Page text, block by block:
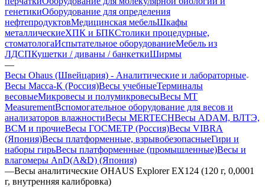
генетикиОборудование для определения
нефтепродуктовМедицинская мебельШкафы
металлическиеХПК и БПКСтолики процедурные,
стоматологаИспытательное оборудованиеМебель из
ЛДСПКушетки / диваны / банкеткиШирмы
—
Весы Ohaus (Швейцария) - Аналитические и лабораторные
Весы Масса-К (Россия)Весы учебныеТерминалы
весовыеМикровесы и полумикровесыВесы MT
MeasurementВспомогательное оборудование для весов и
анализаторов влажностиВесы MERTECHВесы ADAM, ВЛТЭ,
BCM и прочиеВесы ГОСМЕТР (Россия)Весы VIBRA
(Япония)Весы платформенные, взрывобезопасныеГири и
наборы гирьВесы платформенные (промышленные)Весы и
влагомеры AnD(A&D) (Япония)
—Весы аналитические OHAUS Explorer EX124 (120 г, 0,0001
г, внутренняя калибровка)